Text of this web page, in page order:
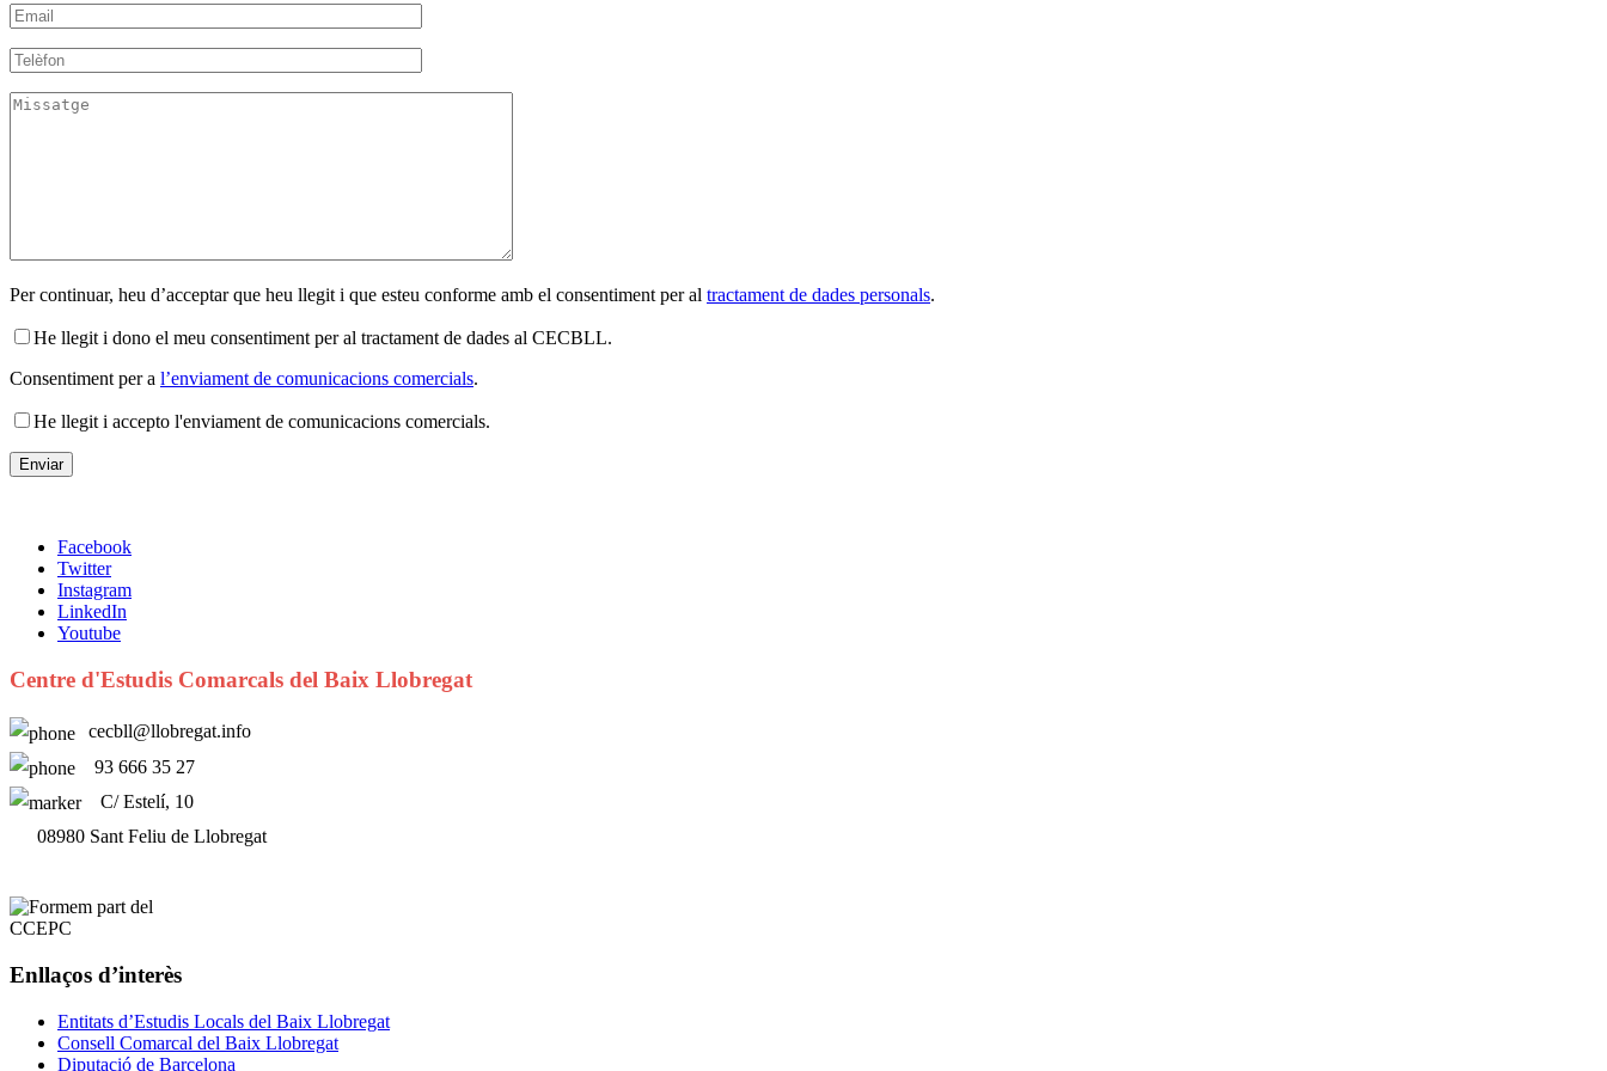
Per continuar, heu d’acceptar que heu llegit i que esteu conforme amb el consentiment per al tractament de dades personals.
He llegit i dono el meu consentiment per al tractament de dades al CECBLL.
Consentiment per a l’enviament de comunicacions comercials.
He llegit i accepto l'enviament de comunicacions comercials.
Facebook
Twitter
Instagram
LinkedIn
Youtube
Centre d'Estudis Comarcals del Baix Llobregat
cecbll@llobregat.info
93 666 35 27
C/ Estelí, 10
08980 Sant Feliu de Llobregat
Enllaços d’interès
Entitats d’Estudis Locals del Baix Llobregat
Consell Comarcal del Baix Llobregat
Diputació de Barcelona